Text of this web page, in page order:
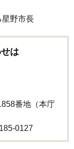
星野市長
は
番地（本庁
0127